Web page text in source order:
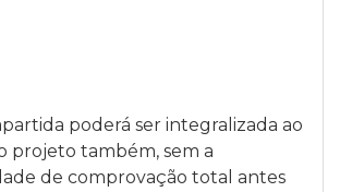
poderá ser integralizada ao
projeto também, sem a
de comprovação total antes